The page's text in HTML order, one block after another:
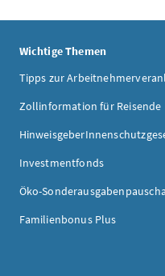
Wichtige Themen
Tipps zur
Zollinformation für Reisende
Investmentfonds
Öko-
Familienbonus Plus